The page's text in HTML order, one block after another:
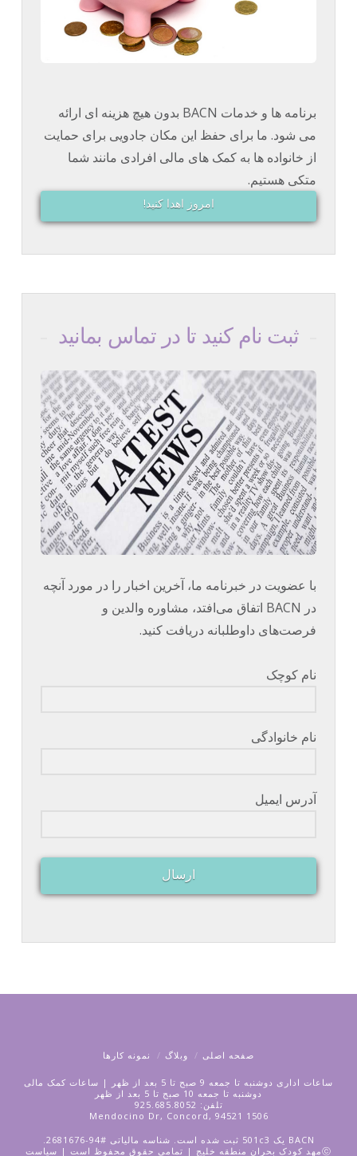
برنامه ها و خدمات BACN بدون هیچ هزینه ای ارائه
می شود. ما برای حفظ این مکان جادویی برای حمایت
از خانواده ها به کمک های مالی افرادی مانند شما
متکی هستیم.
امروز اهدا کنید!
ثبت نام کنید تا در تماس بمانید
با عضویت در خبرنامه ما، آخرین اخبار را در مورد آنچه
در BACN اتفاق می‌افتد، مشاوره والدین و
فرصت‌های داوطلبانه دریافت کنید.
نام کوچک
نام خانوادگی
آدرس ایمیل
ارسال
صفحه اصلی وبلاگ نمونه کارها
ساعات اداری دوشنبه تا جمعه 9 صبح تا 5 بعد از ظهر | ساعات کمک مالی
دوشنبه تا جمعه 10 صبح تا 5 بعد از ظهر
تلفن: 925.685.8052
1506 Mendocino Dr, Concord, 94521
BACN یک 501c3 ثبت شده است. شناسه مالیاتی #94-2681676.
ⓒمهد کودک بحران منطقه خلیج | تمامی حقوق محفوظ است |
سیاست